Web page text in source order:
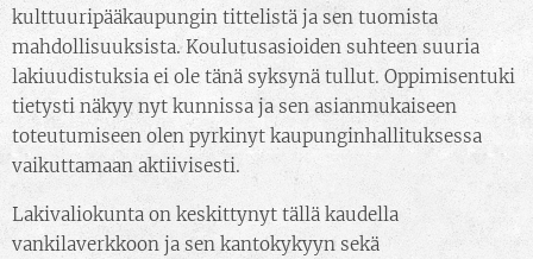
kulttuuripääkaupungin tittelistä ja sen tuomista
mahdollisuuksista. Koulutusasioiden suhteen suuria
lakiuudistuksia ei ole tänä syksynä tullut. Oppimisentuki
tietysti näkyy nyt kunnissa ja sen asianmukaiseen
toteutumiseen olen pyrkinyt kaupunginhallituksessa
vaikuttamaan aktiivisesti.
Lakivaliokunta on keskittynyt tällä kaudella
vankilaverkkoon ja sen kantokykyyn sekä